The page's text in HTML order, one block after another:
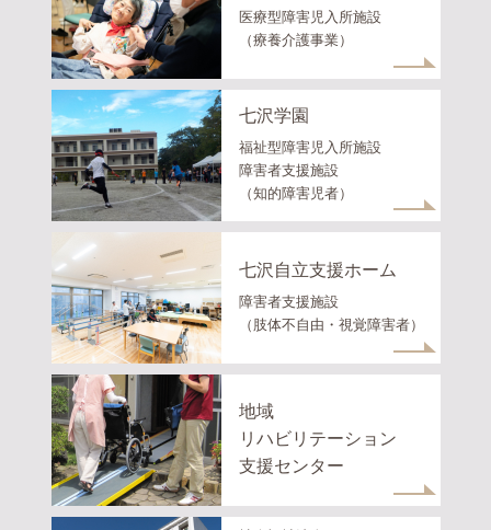
医療型障害児入所施設
（療養介護事業）
七沢学園
福祉型障害児入所施設
障害者支援施設
（知的障害児者）
七沢自立支援ホーム
障害者支援施設
（肢体不自由・視覚障害者）
地域
リハビリテーション
支援センター